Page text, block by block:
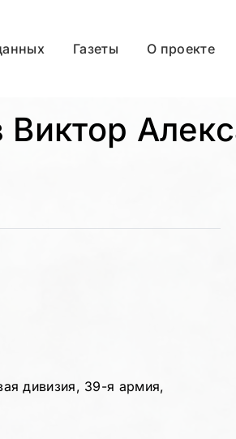
Газеты О проекте
дивизия, 39-я армия,